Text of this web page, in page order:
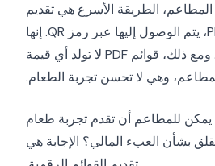
الطريقة الأسرع هي تقديم
قائمتهم بصيغة PDF، يتم الوصول إليها عبر رمز QR. إنها
سريعة وغير مكلفة. ومع ذلك، قوائم PDF لا تولد أي قيمة
وهي لا تحسن تجربة الطعام.
يمكن للمطاعم أن تقدم تجربة طعام
بشأن العبء المالي؟ الإجابة هي